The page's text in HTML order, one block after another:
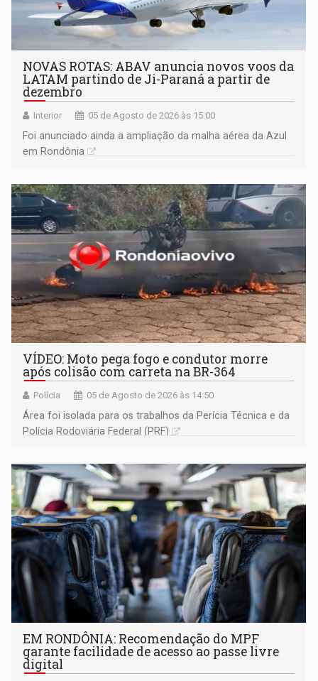
NOVAS ROTAS: ABAV anuncia novos voos da
LATAM partindo de Ji-Paraná a partir de
dezembro
Interior 05 de Agosto de 2026 às 15:00
Foi anunciado ainda a ampliação da malha aérea da Azul
em Rondônia
VÍDEO: Moto pega fogo e condutor morre
após colisão com carreta na BR-364
Polícia 05 de Agosto de 2026 às 14:50
Área foi isolada para os trabalhos da Perícia Técnica e da
Polícia Rodoviária Federal (PRF)
EM RONDÔNIA: Recomendação do MPF
garante facilidade de acesso ao passe livre
digital